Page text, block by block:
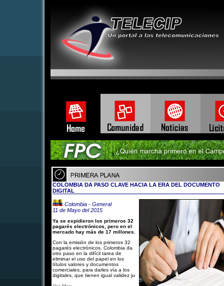
COLOMBIA DA PASO CLAVE HACIA LA ERA DEL DOCUMENTO
DIGITAL
Colombia - General
11 de Mayo del 2015
Ya se expidieron los primeros 32
pagarés electrónicos, pero en el
mercado hay más de 17 millones.
Con la emisión de los primeros 32
pagarés electrónicos, Colombia da
otro paso en la difícil tarea de
eliminar el uso del papel en los
títulos valores y documentos
comerciales, para darles vía a los
digitales, que tienen igual validez ju